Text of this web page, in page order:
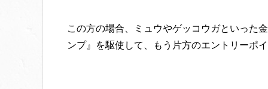
この方の場合、ミュウやゲッコウガといった
ンプ』を駆使して、もう片方のエントリーポ